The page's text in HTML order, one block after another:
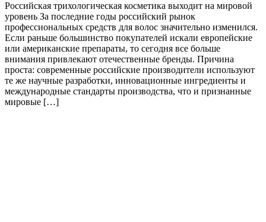
Российская трихологическая косметика выходит на мировой
уровень За последние годы российский рынок
профессиональных средств для волос значительно изменился.
Если раньше большинство покупателей искали европейские
или американские препараты, то сегодня все больше
внимания привлекают отечественные бренды. Причина
проста: современные российские производители используют
те же научные разработки, инновационные ингредиенты и
международные стандарты производства, что и признанные
мировые […]